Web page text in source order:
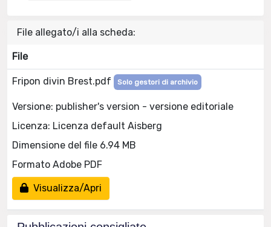
File allegato/i alla scheda:
File
Fripon divin Brest.pdf Solo gestori di archivio
Versione: publisher's version - versione editoriale
Licenza: Licenza default Aisberg
Dimensione del file 6.94 MB
Formato Adobe PDF
Visualizza/Apri